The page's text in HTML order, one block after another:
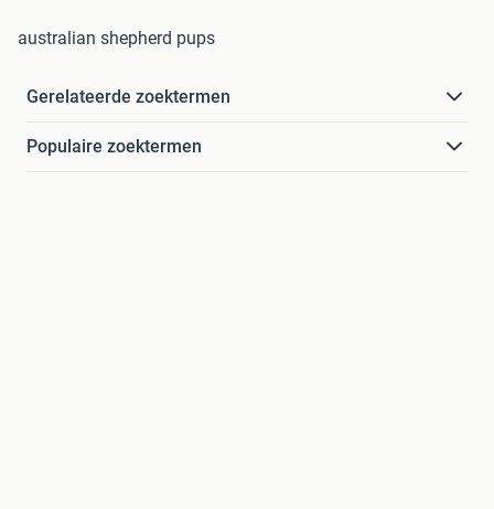
australian shepherd pups
Gerelateerde zoektermen
Populaire zoektermen